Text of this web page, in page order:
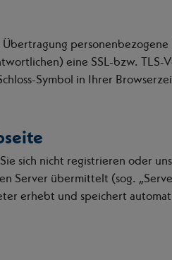
eine SSL-bzw. TLS-
Symbol in Ihrer
sich nicht registrieren oder
Server übermittelt (sog.
erhebt und speichert